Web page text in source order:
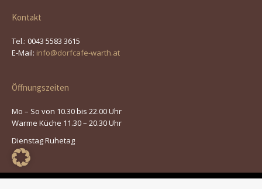
Kontakt
Tel.: 0043 5583 3615
E-Mail: info@dorfcafe-warth.at
Öffnungszeiten
Mo – So von 10.30 bis 22.00 Uhr
Warme Küche 11.30 – 20.30 Uhr
Dienstag Ruhetag